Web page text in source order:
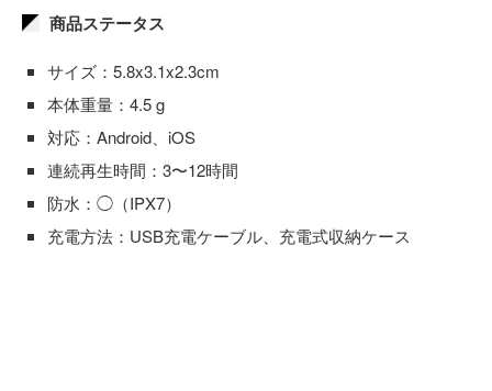
商品ステータス
サイズ：5.8x3.1x2.3cm
本体重量：4.5 g
対応：Android、iOS
連続再生時間：3〜12時間
防水：◯（IPX7）
充電方法：USB充電ケーブル、充電式収納ケース